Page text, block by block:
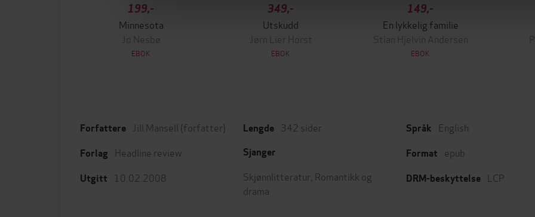
199,-
Minnesota
Jo Nesbø
EBOK
349,-
Utskudd
Jørn Lier Horst
EBOK
149,-
En lykkelig familie
Stian Hjelvin Andersen
EBOK
Forfattere Jill Mansell (forfatter)
Forlag Headline review
Utgitt 10.02.2008
Lengde 342 sider
Sjanger
Skjønnlitteratur Romantikk og
drama
Språk English
Format epub
DRM-beskyttelse LCP